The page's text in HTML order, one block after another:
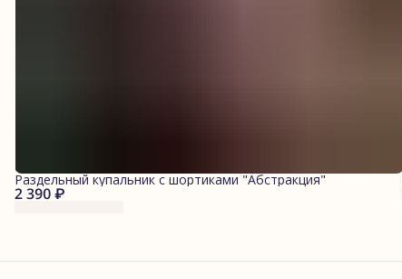
2 390 ₽
Раздельный купальник с шортиками "Абстракция"